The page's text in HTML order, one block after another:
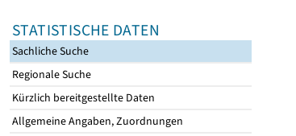
STATISTISCHE DATEN
Sachliche Suche
Regionale Suche
Kürzlich bereitgestellte Daten
Allgemeine Angaben, Zuordnungen